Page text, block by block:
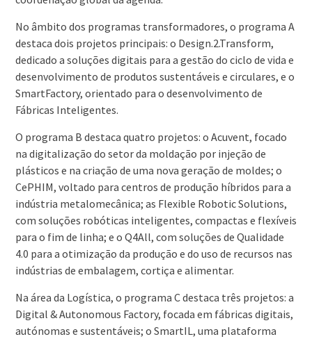
No âmbito dos programas transformadores, o programa A
destaca dois projetos principais: o Design.2.Transform,
dedicado a soluções digitais para a gestão do ciclo de vida e
desenvolvimento de produtos sustentáveis e circulares, e o
SmartFactory, orientado para o desenvolvimento de
Fábricas Inteligentes.
O programa B destaca quatro projetos: o Acuvent, focado
na digitalização do setor da moldação por injeção de
plásticos e na criação de uma nova geração de moldes; o
CePHIM, voltado para centros de produção híbridos para a
indústria metalomecânica; as Flexible Robotic Solutions,
com soluções robóticas inteligentes, compactas e flexíveis
para o fim de linha; e o Q4All, com soluções de Qualidade
4.0 para a otimização da produção e do uso de recursos nas
indústrias de embalagem, cortiça e alimentar.
Na área da Logística, o programa C destaca três projetos: a
Digital & Autonomous Factory, focada em fábricas digitais,
autónomas e sustentáveis; o SmartIL, uma plataforma